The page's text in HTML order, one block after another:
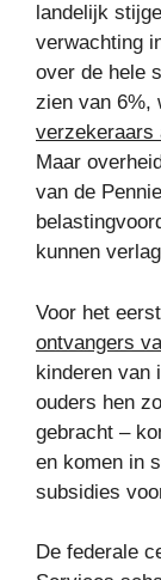
landelijk
verwachting
over de hele
zien van 6%,
verzekeraars
Maar
van de
kunnen
Voor het
ontvangers
kinderen van
ouders hen
gebracht –
en komen in
subsidies
De federale